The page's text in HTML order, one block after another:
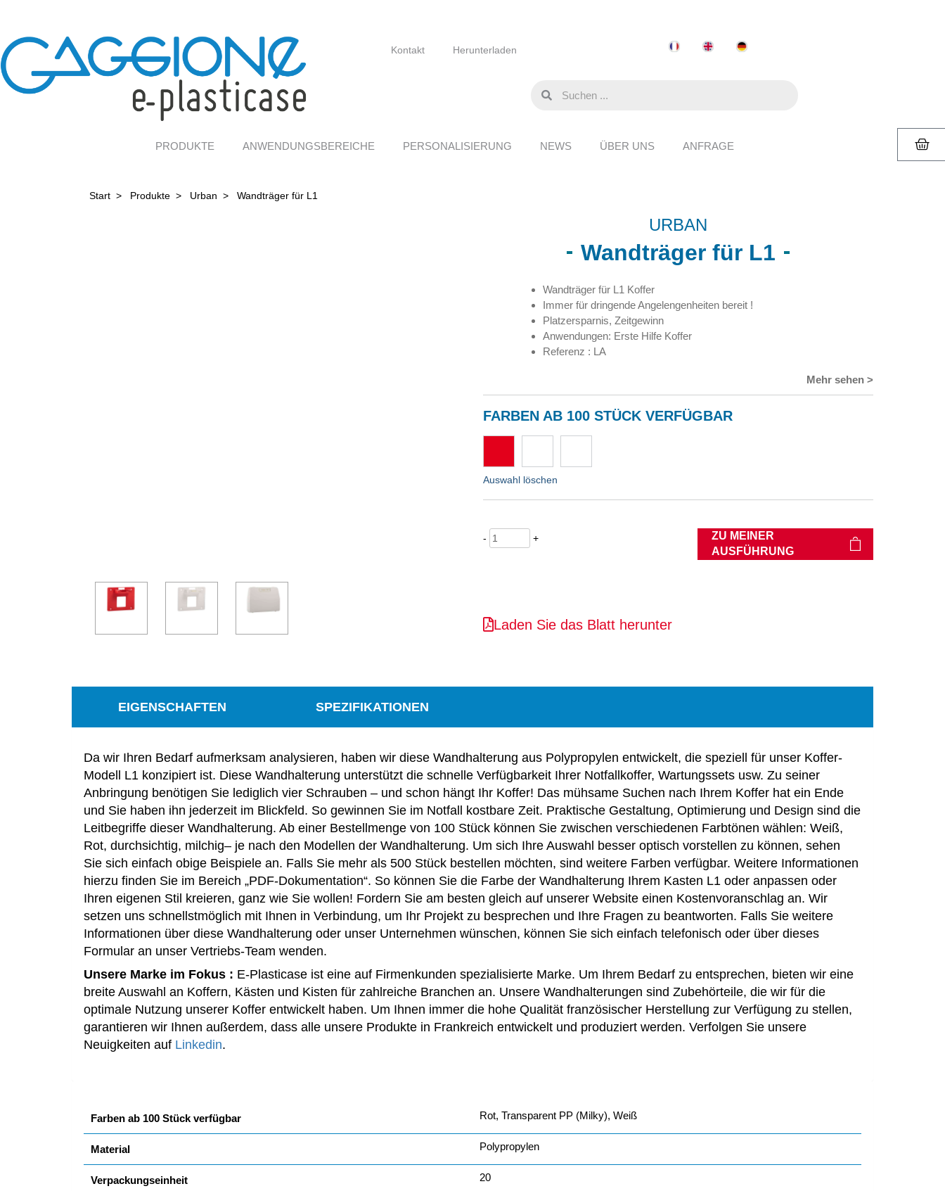
Kontakt Herunterladen
PRODUKTE ANWENDUNGSBEREICHE PERSONALISIERUNG NEWS ÜBER UNS ANFRAGE
Start > Produkte > Urban > Wandträger für L1
URBAN
Wandträger für L1
Wandträger für L1 Koffer
Immer für dringende Angelengenheiten bereit !
Platzersparnis, Zeitgewinn
Anwendungen: Erste Hilfe Koffer
Referenz : LA
Mehr sehen >
FARBEN AB 100 STÜCK VERFÜGBAR
Auswahl löschen
- +
ZU MEINER
AUSFÜHRUNG
Laden Sie das Blatt herunter
EIGENSCHAFTEN SPEZIFIKATIONEN
Da wir Ihren Bedarf aufmerksam analysieren, haben wir diese Wandhalterung aus Polypropylen entwickelt, die speziell für unser Koffer-
Modell L1 konzipiert ist. Diese Wandhalterung unterstützt die schnelle Verfügbarkeit Ihrer Notfallkoffer, Wartungssets usw. Zu seiner
Anbringung benötigen Sie lediglich vier Schrauben – und schon hängt Ihr Koffer! Das mühsame Suchen nach Ihrem Koffer hat ein Ende
und Sie haben ihn jederzeit im Blickfeld. So gewinnen Sie im Notfall kostbare Zeit. Praktische Gestaltung, Optimierung und Design sind die
Leitbegriffe dieser Wandhalterung. Ab einer Bestellmenge von 100 Stück können Sie zwischen verschiedenen Farbtönen wählen: Weiß,
Rot, durchsichtig, milchig– je nach den Modellen der Wandhalterung. Um sich Ihre Auswahl besser optisch vorstellen zu können, sehen
Sie sich einfach obige Beispiele an. Falls Sie mehr als 500 Stück bestellen möchten, sind weitere Farben verfügbar. Weitere Informationen
hierzu finden Sie im Bereich „PDF-Dokumentation“. So können Sie die Farbe der Wandhalterung Ihrem Kasten L1 oder anpassen oder
Ihren eigenen Stil kreieren, ganz wie Sie wollen! Fordern Sie am besten gleich auf unserer Website einen Kostenvoranschlag an. Wir
setzen uns schnellstmöglich mit Ihnen in Verbindung, um Ihr Projekt zu besprechen und Ihre Fragen zu beantworten. Falls Sie weitere
Informationen über diese Wandhalterung oder unser Unternehmen wünschen, können Sie sich einfach telefonisch oder über dieses
Formular an unser Vertriebs-Team wenden.
Unsere Marke im Fokus : E-Plasticase ist eine auf Firmenkunden spezialisierte Marke. Um Ihrem Bedarf zu entsprechen, bieten wir eine
breite Auswahl an Koffern, Kästen und Kisten für zahlreiche Branchen an. Unsere Wandhalterungen sind Zubehörteile, die wir für die
optimale Nutzung unserer Koffer entwickelt haben. Um Ihnen immer die hohe Qualität französischer Herstellung zur Verfügung zu stellen,
garantieren wir Ihnen außerdem, dass alle unsere Produkte in Frankreich entwickelt und produziert werden. Verfolgen Sie unsere
Neuigkeiten auf Linkedin.
Farben ab 100 Stück verfügbar Rot, Transparent PP (Milky), Weiß
Material Polypropylen
Verpackungseinheit 20